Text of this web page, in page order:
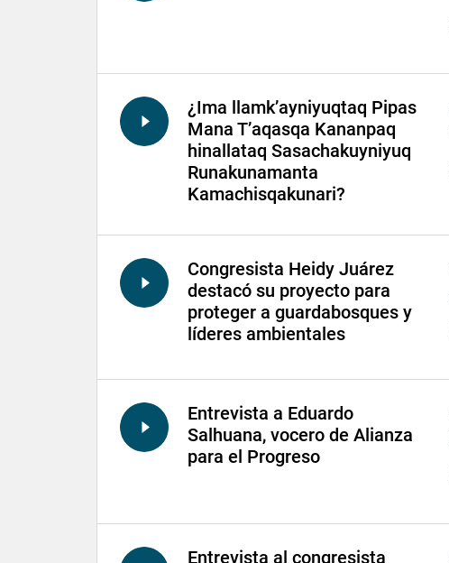
¿Ima llamk’ayniyuqtaq Pipas
Mana T’aqasqa Kananpaq
hinallataq Sasachakuyniyuq
Runakunamanta
Kamachisqakunari?
Congresista Heidy Juárez
destacó su proyecto para
proteger a guardabosques y
líderes ambientales
Entrevista a Eduardo
Salhuana, vocero de Alianza
para el Progreso
Entrevista al congresista